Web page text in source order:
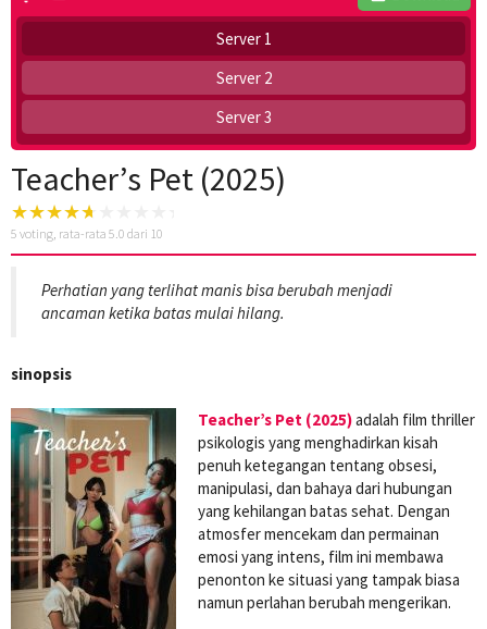
Server 1
Server 2
Server 3
Teacher’s Pet (2025)
5 voting, rata-rata 5.0 dari 10
Perhatian yang terlihat manis bisa berubah menjadi
ancaman ketika batas mulai hilang.
sinopsis
Teacher’s Pet (2025)adalah film thriller
psikologis yang menghadirkan kisah
penuh ketegangan tentang obsesi,
manipulasi, dan bahaya dari hubungan
yang kehilangan batas sehat. Dengan
atmosfer mencekam dan permainan
emosi yang intens, film ini membawa
penonton ke situasi yang tampak biasa
namun perlahan berubah mengerikan.